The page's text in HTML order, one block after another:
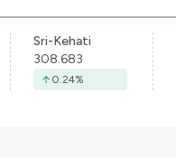
Sri-Kehati
308.683
0.24%